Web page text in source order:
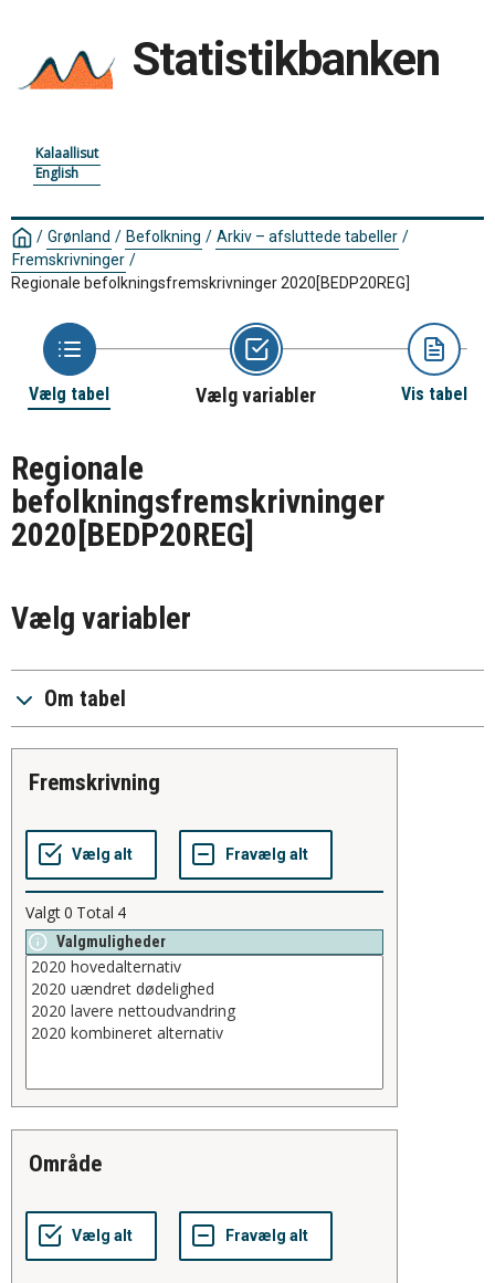
Statistikbanken
Kalaallisut
English
/ Grønland / Befolkning / Arkiv – afsluttede tabeller /
Fremskrivninger /
Regionale befolkningsfremskrivninger 2020[BEDP20REG]
Vælg tabel Vælg variabler Vis tabel
Regionale
befolkningsfremskrivninger
2020 [BEDP20REG]
Vælg variabler
Om tabel
fremskrivning
Valgt0 Total 4
Valgmuligheder
område